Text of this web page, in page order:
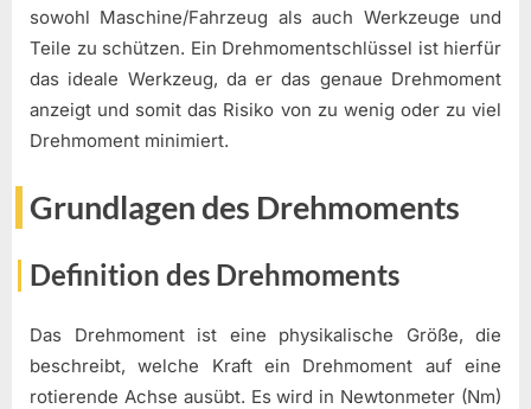
sowohl Maschine/Fahrzeug als auch Werkzeuge und
Teile zu schützen. Ein Drehmomentschlüssel ist hierfür
das ideale Werkzeug, da er das genaue Drehmoment
anzeigt und somit das Risiko von zu wenig oder zu viel
Drehmoment minimiert.
Grundlagen des Drehmoments
Definition des Drehmoments
Das Drehmoment ist eine physikalische Größe, die
beschreibt, welche Kraft ein Drehmoment auf eine
rotierende Achse ausübt. Es wird in Newtonmeter (Nm)